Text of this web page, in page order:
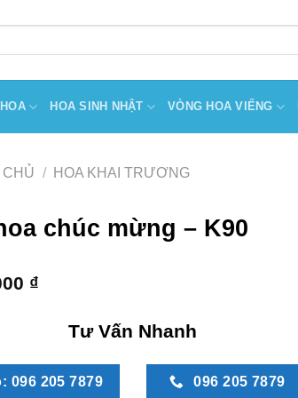
HOA SINH NHẬT VÒNG HOA VIẾNG
/ HOA KHAI TRƯƠNG
chúc mừng – K90
₫
Tư Vấn Nhanh
096 205 7879 096 205 7879